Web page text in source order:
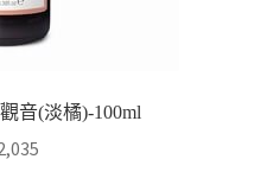
音(淡橘)-100ml